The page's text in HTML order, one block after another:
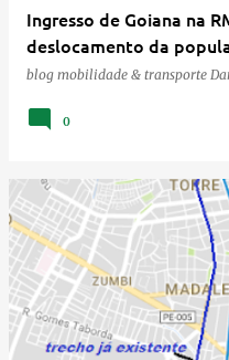
Ingresso de Goiana na
deslocamento da
blog mobilidade & transporte
0